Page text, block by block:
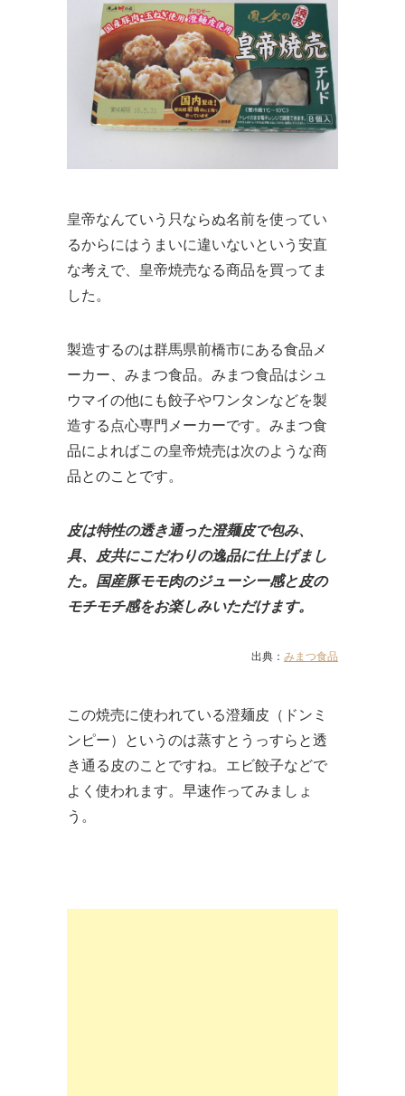
皇帝なんていう只ならぬ名前を使ってい
るからにはうまいに違いないという安直
な考えで、皇帝焼売なる商品を買ってま
した。
製造するのは群馬県前橋市にある食品メ
ーカー、みまつ食品。みまつ食品はシュ
ウマイの他にも餃子やワンタンなどを製
造する点心専門メーカーです。みまつ食
品によればこの皇帝焼売は次のような商
品とのことです。
皮は特性の透き通った澄麺皮で包み、
具、皮共にこだわりの逸品に仕上げまし
た。国産豚モモ肉のジューシー感と皮の
モチモチ感をお楽しみいただけます。
出典： みまつ食品
この焼売に使われている澄麺皮（ドンミ
ンピー）というのは蒸すとうっすらと透
き通る皮のことですね。エビ餃子などで
よく使われます。早速作ってみましょ
う。